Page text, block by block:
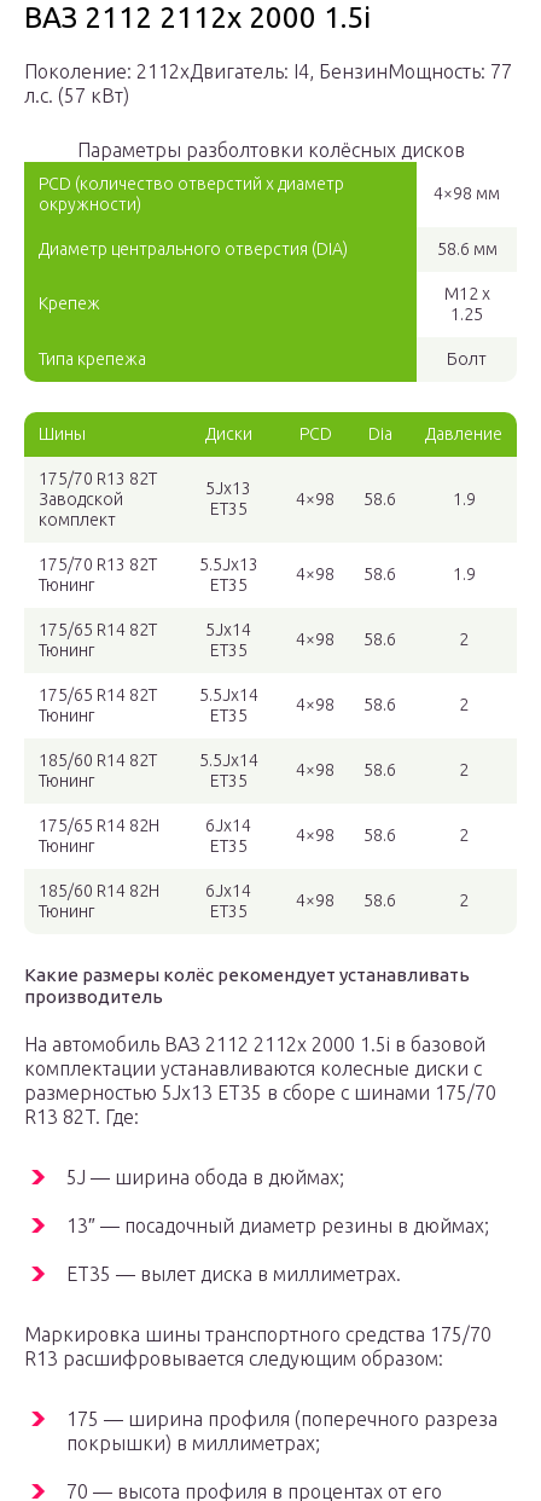
ВАЗ 2112 2112x 2000 1.5i
Поколение: 2112xДвигатель: I4, БензинМощность: 77
л.с. (57 кВт)
Параметры разболтовки колёсных дисков
PCD (количество отверстий x диаметр
окружности)
4×98 мм
Диаметр центрального отверстия (DIA) 58.6 мм
Крепеж
M12 x
1.25
Типа крепежа Болт
Шины Диски PCD Dia Давление
175/70 R13 82T
Заводской
комплект
5Jx13
ET35
4×98 58.6 1.9
175/70 R13 82T
Тюнинг
5.5Jx13
ET35
4×98 58.6 1.9
175/65 R14 82T
Тюнинг
5Jx14
ET35
4×98 58.6 2
175/65 R14 82T
Тюнинг
5.5Jx14
ET35
4×98 58.6 2
185/60 R14 82T
Тюнинг
5.5Jx14
ET35
4×98 58.6 2
175/65 R14 82H
Тюнинг
6Jx14
ET35
4×98 58.6 2
185/60 R14 82H
Тюнинг
6Jx14
ET35
4×98 58.6 2
Какие размеры колёс рекомендует устанавливать
производитель
На автомобиль ВАЗ 2112 2112x 2000 1.5i в базовой
комплектации устанавливаются колесные диски с
размерностью 5Jx13 ET35 в сборе с шинами 175/70
R13 82T. Где:
5J — ширина обода в дюймах;
13″ — посадочный диаметр резины в дюймах;
ET35 — вылет диска в миллиметрах.
Маркировка шины транспортного средства 175/70
R13 расшифровывается следующим образом:
175 — ширина профиля (поперечного разреза
покрышки) в миллиметрах;
70 — высота профиля в процентах от его